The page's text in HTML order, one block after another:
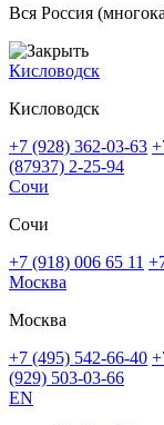
Вся Россия
Кисловодск
Кисловодск
+7 (928) 362-03-63
(87937) 2-25-94
Сочи
Сочи
+7 (918) 006 65 11
Москва
Москва
+7 (495) 542-66-40
(929) 503-03-66
EN